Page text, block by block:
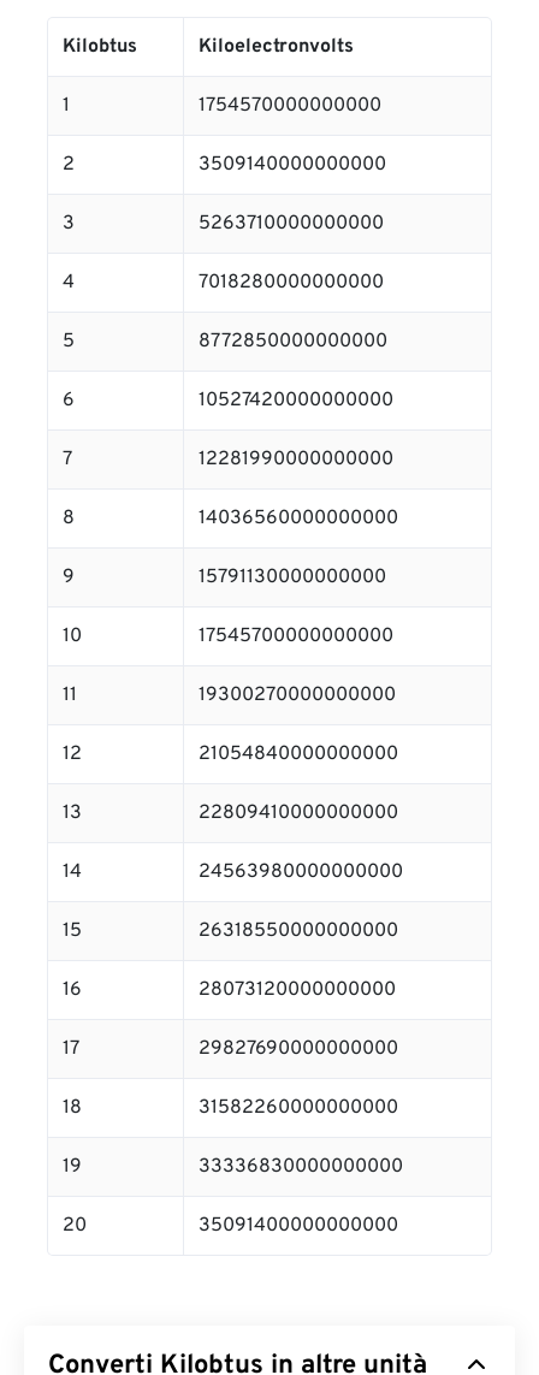
Kilobtus Kiloelectronvolts
1 1754570000000000
2 3509140000000000
3 5263710000000000
4 7018280000000000
5 8772850000000000
6 10527420000000000
7 12281990000000000
8 14036560000000000
9 15791130000000000
10 17545700000000000
11 19300270000000000
12 21054840000000000
13 22809410000000000
14 24563980000000000
15 26318550000000000
16 28073120000000000
17 29827690000000000
18 31582260000000000
19 33336830000000000
20 35091400000000000
Converti Kilobtus in altre unità